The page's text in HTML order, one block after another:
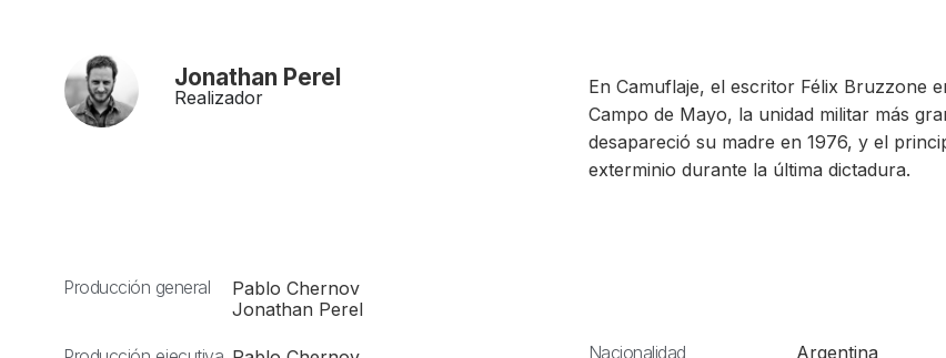
Jonathan Perel
Realizador
Producción general
Pablo Chernov
Jonathan Perel
En Camuflaje, el escritor Félix Bruzzone
Campo de Mayo, la unidad militar más
desapareció su madre en 1976, y el
exterminio durante la última dictadura.
Nacionalidad
Argentina